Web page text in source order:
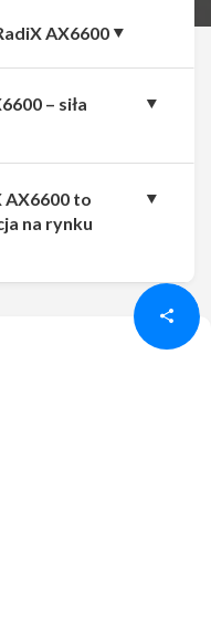
AX6600
– siła
AX6600 to
na rynku